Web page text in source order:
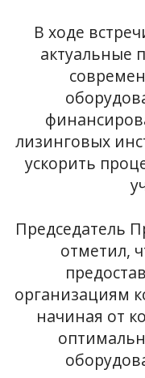
В ходе
актуальные
лизинговых
ускорить
Председатель
отметил,
организациям
начиная от